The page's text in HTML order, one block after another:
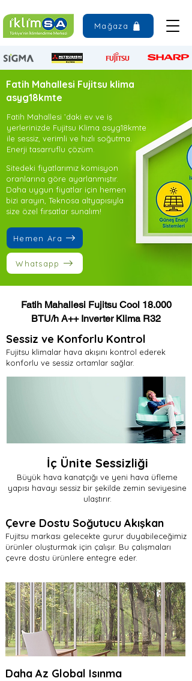
Mağaza
Fatih Mahallesi Fujitsu klima
asyg18kmte
Fatih Mahallesi ’daki ev ve iş
yerlerinizde Fujitsu Klima asyg18kmte
ile sessiz, verimli ve hızlı soğutma.
Enerji tasarruflu çözüm.
Sitedeki fiyatlarımız komisyon
oranlarına göre ayarlanmıştır.
Daha uygun fiyatlar için hemen
bizi arayın, Teknosa altyapısıyla
size özel fırsatlar sunalım!
Hemen Ara
Whatsapp
Fatih Mahallesi Fujitsu Cool 18.000
BTU/h A++ Inverter Klima R32
Sessiz ve Konforlu Kontrol
Fujitsu klimalar hava akışını kontrol ederek
konforlu ve sessiz ortamlar sağlar.
İç Ünite Sessizliği
Büyük hava kanatçığı ve yeni hava üfleme
yapısı havayı sessiz bir şekilde zemin seviyesine
ulaştırır.
Çevre Dostu Soğutucu Akışkan
Fujitsu markası gelecekte gurur duyabileceğimiz
ürünler oluşturmak için çalışır. Bu çalışmaları
çevre dostu ürünlere entegre eder.
Daha Az Global Isınma